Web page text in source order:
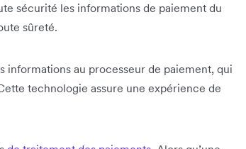
sécurité les informations de paiement du
sûreté.
informations au processeur de paiement, qui
technologie assure une expérience de